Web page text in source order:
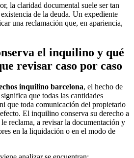
la claridad documental suele ser tan
de la deuda. Un expediente
una reclamación que, en apariencia,
el inquilino y qué
revisar caso por caso
inquilino barcelona, el hecho de
que todas las cantidades
que toda comunicación del propietario
El inquilino conserva su derecho a
reclama, a revisar la documentación y
en la liquidación o en el modo de